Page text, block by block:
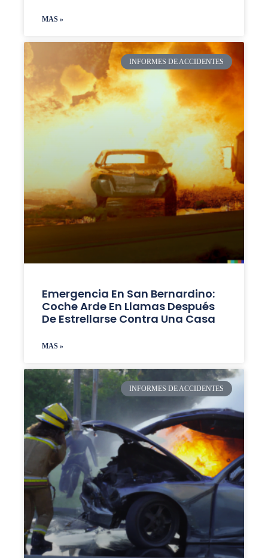
MAS »
INFORMES DE ACCIDENTES
Emergencia En San Bernardino:
Coche Arde En Llamas Después
De Estrellarse Contra Una Casa
MAS »
INFORMES DE ACCIDENTES